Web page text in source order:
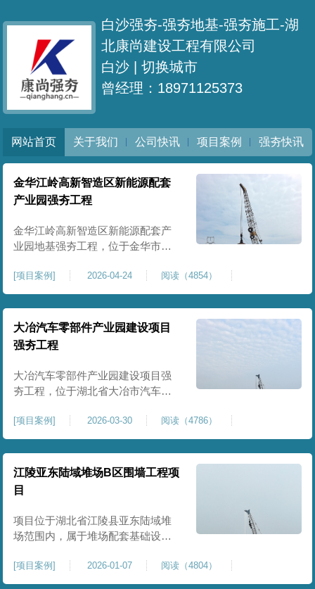
白沙强夯-强夯地基-强夯施工-湖
北康尚建设工程有限公司
白沙 |切换城市
曾经理：18971125373
网站首页 关于我们 公司快讯 项目案例 强夯快讯
金华江岭高新智造区新能源配套
产业园强夯工程
金华江岭高新智造区新能源配套产
业园地基强夯工程，位于金华市江
园区重点基建配套项目。本项目地
基强夯处理总面积40000㎡，施工范
围为新能源配套产业园核心建设地
块。项目场地为园区新建建设用
地，原始场地土质松散、土层固结
不均匀、孔隙较大、地基承载力偏
弱。新能源产业园厂房及配套设施
对
[项目案例] 2026-04-24 阅读（4854）
大冶汽车零部件产业园建设项目
强夯工程
大冶汽车零部件产业园建设项目强
夯工程，位于湖北省大冶市汽车零
业厂房、生产车间及配套附属设施
建设的前置基础性地基处理工程。
项目场地为园区新建工业建设用
地，原始场地土层松散、土质均匀
性较差、土体固结度不足，天然地
基承载力偏低。汽车零部件生产厂
房对地基平整度、整体刚度、沉降
控
[项目案例] 2026-03-30 阅读（4786）
江陵亚东陆域堆场B区围墙工程项
目
项目位于湖北省江陵县亚东陆域堆
场范围内，属于堆场配套基础设施
墙及附属设施建设，是保障场区边
界围护结构稳定、提升场地整体建
[项目案例] 2026-01-07 阅读（4804）